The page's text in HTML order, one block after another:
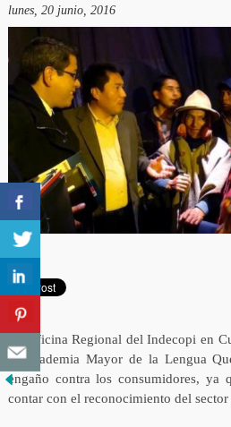
lunes, 20 junio, 2016
La Oficina Regional del Indecopi en
la Academia Mayor de la Lengua
engaño contra los consumidores, ya
contar con el reconocimiento del sector